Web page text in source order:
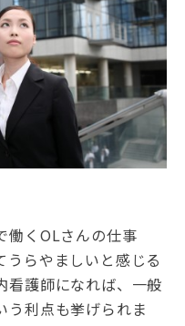
働くOLさんの仕事
らやましいと感じる
護師になれば、一般
う利点も挙げられま